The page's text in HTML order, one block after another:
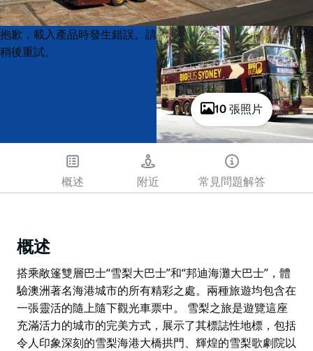
10 張照片
Product
List
Product
List
抱歉，載入產品時發生錯誤。請
稍後重試。
概述 附近 常見問題解答
概述
搭乘敞篷雙層巴士“雪梨大巴士”和“邦迪海灘大巴士”，體
驗澳洲著名海港城市的所有精彩之處。兩種旅遊均包含在
一張靈活的隨上隨下觀光車票中。 雪梨之旅是遊覽這座
充滿活力的城市的完美方式，展示了其標誌性地標，包括
令人印象深刻的雪梨海港大橋拱門、輝煌的雪梨歌劇院以